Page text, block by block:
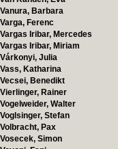
Vanura, Barbara
Varga, Ferenc
Vargas Iribar, Mercedes
Vargas Iribar, Miriam
Várkonyi, Julia
Vass, Katharina
Vecsei, Benedikt
Vierlinger, Rainer
Vogelweider, Walter
Voglsinger, Stefan
Volbracht, Pax
Vosecek, Simon